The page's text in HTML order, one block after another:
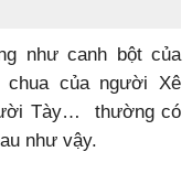
như canh bột của
của người Xê
Tày… thường có
như vậy.